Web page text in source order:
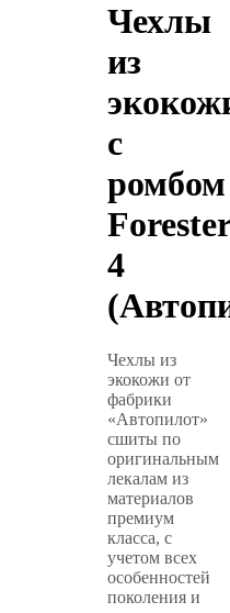
Чехлы
из
с
ромбом
Forester
4
Чехлы из
экокожи от
фабрики
«Автопилот»
сшиты по
оригинальным
лекалам из
материалов
премиум
класса, с
учетом всех
особенностей
поколения и